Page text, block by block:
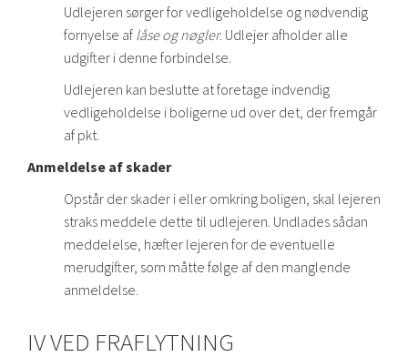
Udlejeren sørger for vedligeholdelse og nødvendig
fornyelse af låse og nøgler. Udlejer afholder alle
udgifter i denne forbindelse.
Udlejeren kan beslutte at foretage indvendig
vedligeholdelse i boligerne ud over det, der fremgår
af pkt.
Anmeldelse af skader
Opstår der skader i eller omkring boligen, skal lejeren
straks meddele dette til udlejeren. Undlades sådan
meddelelse, hæfter lejeren for de eventuelle
merudgifter, som måtte følge af den manglende
anmeldelse.
IV VED FRAFLYTNING